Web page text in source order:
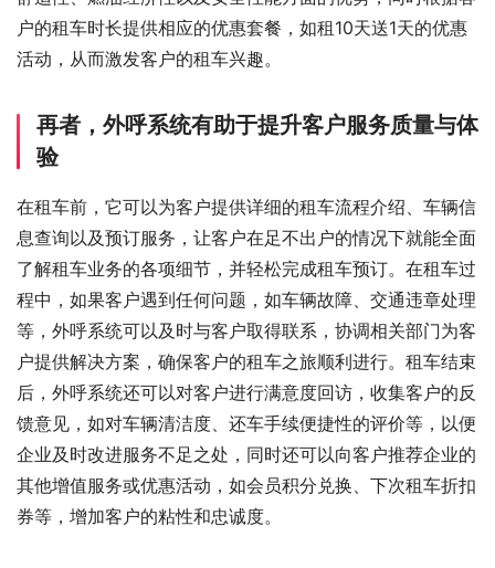
户的租车时长提供相应的优惠套餐，如租10天送1天的优惠
活动，从而激发客户的租车兴趣。
再者，外呼系统有助于提升客户服务质量与体
验
在租车前，它可以为客户提供详细的租车流程介绍、车辆信
息查询以及预订服务，让客户在足不出户的情况下就能全面
了解租车业务的各项细节，并轻松完成租车预订。在租车过
程中，如果客户遇到任何问题，如车辆故障、交通违章处理
等，外呼系统可以及时与客户取得联系，协调相关部门为客
户提供解决方案，确保客户的租车之旅顺利进行。租车结束
后，外呼系统还可以对客户进行满意度回访，收集客户的反
馈意见，如对车辆清洁度、还车手续便捷性的评价等，以便
企业及时改进服务不足之处，同时还可以向客户推荐企业的
其他增值服务或优惠活动，如会员积分兑换、下次租车折扣
券等，增加客户的粘性和忠诚度。